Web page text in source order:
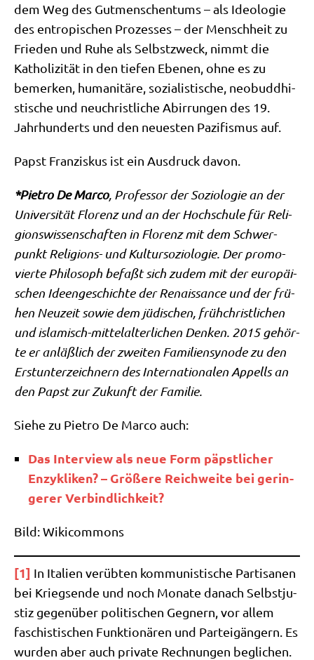
dem Weg des Gut­men­schen­tums – als Ideo­lo­gie
des entro­pi­schen Pro­zes­ses – der Mensch­heit zu
Frie­den und Ruhe als Selbst­zweck, nimmt die
Katho­li­zi­tät in den tie­fen Ebe­nen, ohne es zu
bemer­ken, huma­ni­tä­re, sozia­li­sti­sche, neo­bud­dhi­
sti­sche und neu­ch­rist­li­che Abir­run­gen des 19.
Jahr­hun­derts und den neue­sten Pazi­fis­mus auf.
Papst Fran­zis­kus ist ein Aus­druck davon.
*Pie­tro De Mar­co, Pro­fes­sor der Sozio­lo­gie an der
Uni­ver­si­tät Flo­renz und an der Hoch­schu­le für Reli­
gi­ons­wis­sen­schaf­ten in Flo­renz mit dem Schwer­
punkt Reli­gi­ons- und Kul­tur­so­zio­lo­gie. Der pro­mo­
vier­te Phi­lo­soph befaßt sich zudem mit der euro­päi­
schen Ideen­ge­schich­te der Renais­sance und der frü­
hen Neu­zeit sowie dem jüdi­schen, früh­christ­li­chen
und isla­misch-mit­tel­al­ter­li­chen Den­ken. 2015 gehör­
te er anläß­lich der zwei­ten Fami­li­en­syn­ode zu den
Erst­un­ter­zeich­nern des Inter­na­tio­na­len Appells an
den Papst zur Zukunft der Familie.
Sie­he zu Pie­tro De Mar­co auch:
Das Inter­view als neue Form päpst­li­cher
Enzy­kli­ken? – Grö­ße­re Reich­wei­te bei gerin­
ge­rer Verbindlichkeit?
Bild: Wiki­com­mons
[1] In Ita­li­en ver­üb­ten kom­mu­ni­sti­sche Par­ti­sa­nen
bei Kriegs­en­de und noch Mona­te danach Selbst­ju­
stiz gegen­über poli­ti­schen Geg­nern, vor allem
faschi­sti­schen Funk­tio­nä­ren und Par­tei­gän­gern. Es
wur­den aber auch pri­va­te Rech­nun­gen begli­chen.